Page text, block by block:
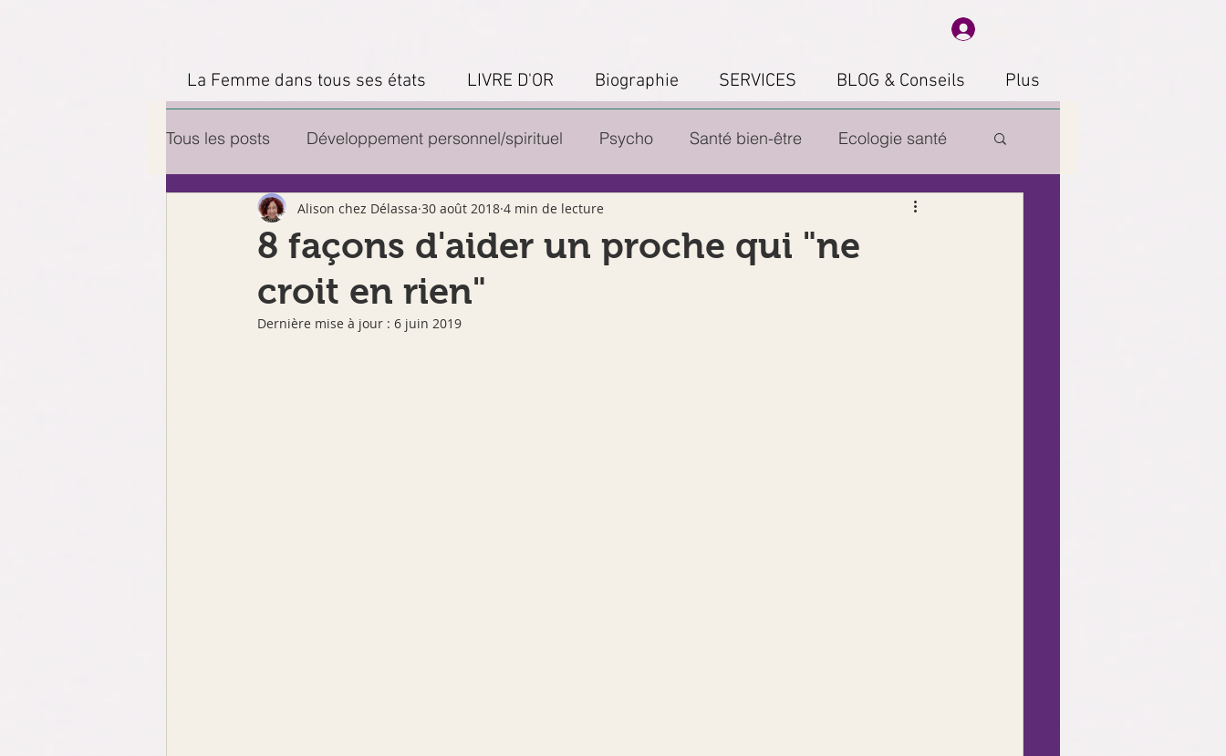
La Femme dans tous ses états LIVRE D'OR Biographie SERVICES BLOG & Conseils Plus
Tous les posts Développement personnel/spirituel Psycho Santé bien-être Ecologie santé
Séance relaxation Recettes Cosmétiques/Produits ménag
Soins animaux et leurs maîtres Création entreprise
8 façons d'aider un proche qui "ne
croit en rien"
Alison chez Délassa 30 août 2018 4 min de lecture
Dernière mise à jour : 6 juin 2019